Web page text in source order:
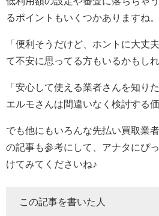
るポイントもいくつかありますね。
「便利そうだけど、ホントに大丈
て不安に思ってる方もいるかもしれ
「安心して使える業者さんを知り
エルモさんは間違いなく検討する
でも他にもいろんな先払い買取業
の記事も参考にして、アナタにぴ
けてみてくださいね♪
この記事を書いた人